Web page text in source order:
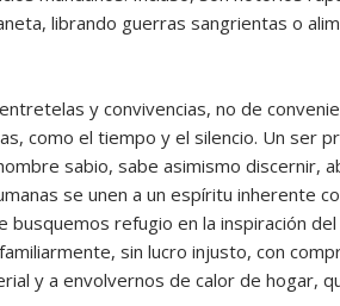
librando guerras sangrientas o
y convivencias, no de
como el tiempo y el silencio. Un ser
sabio, sabe asimismo discernir,
se unen a un espíritu inherente
busquemos refugio en la inspiración
sin lucro injusto, con
y a envolvernos de calor de hogar,